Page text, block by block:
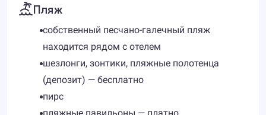
Пляж
собственный песчано-галечный пляж
находится рядом с отелем
шезлонги, зонтики, пляжные полотенца
(депозит) — бесплатно
пирс